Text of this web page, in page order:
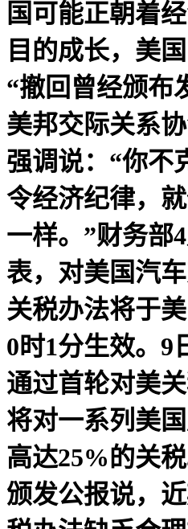
国可能正朝着
目的成长，美
“撤回曾经颁布
美邦交际关系
强调说：“你不
令经济纪律，
一样。”财务部
表，对美国汽
关税办法将于
0时1分生效。9
通过首轮对美关
将对一系列美
高达25%的关
颁发公报说，